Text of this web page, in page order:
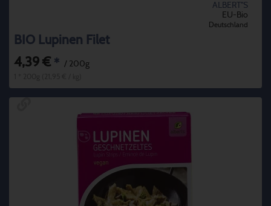
ALBERT''S
EU-Bio
Deutschland
BIO Lupinen Filet
4,39 € * / 200g